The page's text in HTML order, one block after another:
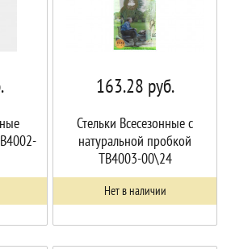
163.28 руб.
Стельки Всесезонные с
натуральной пробкой
TB4003-00\24
Нет в наличии